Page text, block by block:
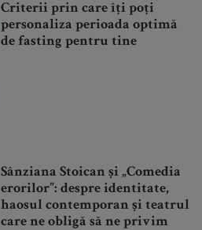
Criterii prin care îți poți
personaliza perioada optimă
de fasting pentru tine
Sânziana Stoican și „Comedia
erorilor”: despre identitate,
haosul contemporan și teatrul
care ne obligă să ne privim